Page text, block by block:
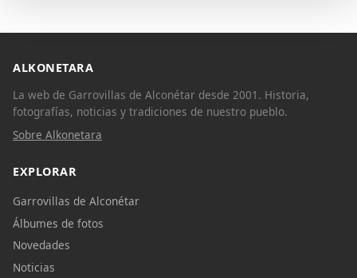
ALKONETARA
La web de Garrovillas de Alconétar desde 2001. Historia,
fotografías, noticias y tradiciones de nuestro pueblo.
Sobre Alkonetara
EXPLORAR
Garrovillas de Alconétar
Álbumes de fotos
Novedades
Noticias